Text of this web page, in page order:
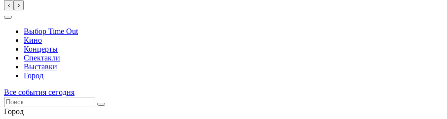
‹ ›
Выбор Time Out
Кино
Концерты
Спектакли
Выставки
Город
Все события сегодня
Город